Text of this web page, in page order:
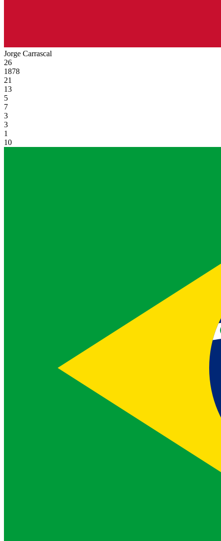
Jorge Carrascal
26
1878
21
13
5
7
3
3
1
10